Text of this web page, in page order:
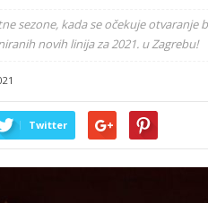
sezone, kada se očekuje otvaranje
novih linija za 2021. u Zagrebu!
Twitter